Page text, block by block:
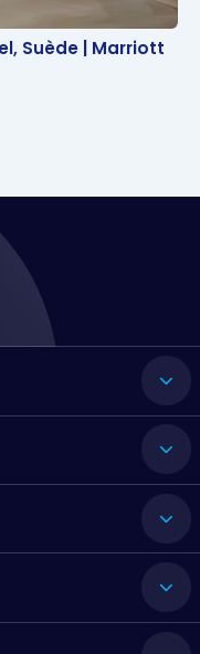
Suède | Marriott
Suède | Marriott